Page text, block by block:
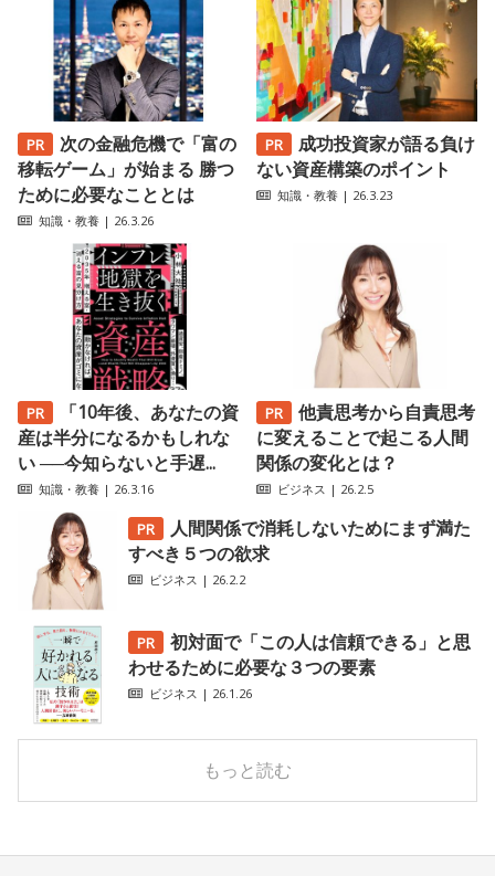
次の金融危機で「富の
移転ゲーム」が始まる 勝つ
ために必要なこととは
知識・教養 | 26.3.26
成功投資家が語る負け
ない資産構築のポイント
知識・教養 | 26.3.23
「10年後、あなたの資
産は半分になるかもしれな
い ──今知らないと手遅...
知識・教養 | 26.3.16
他責思考から自責思考
に変えることで起こる人間
関係の変化とは？
ビジネス | 26.2.5
人間関係で消耗しないためにまず満た
すべき５つの欲求
ビジネス | 26.2.2
初対面で「この人は信頼できる」と思
わせるために必要な３つの要素
ビジネス | 26.1.26
もっと読む